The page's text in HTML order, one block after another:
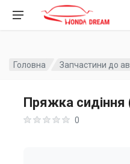
Головна Запчастини до
Пряжка
0